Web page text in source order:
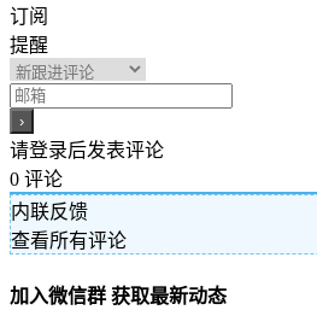
订阅
提醒
请登录后发表评论
0 评论
内联反馈
查看所有评论
加入微信群 获取最新动态